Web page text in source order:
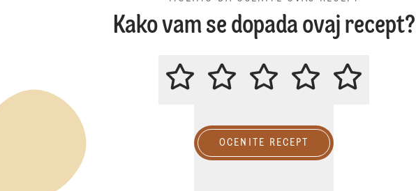
Kako vam se dopada ovaj recept?
MOLIMO DA OCENITE OVAJ
OCENITE RECEPT